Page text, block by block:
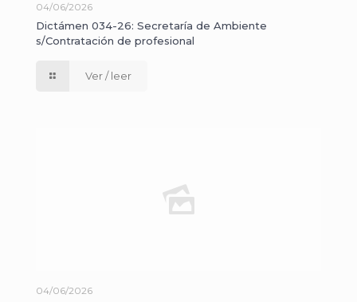
04/06/2026
Dictámen 034-26: Secretaría de Ambiente
s/Contratación de profesional
Ver / leer
04/06/2026